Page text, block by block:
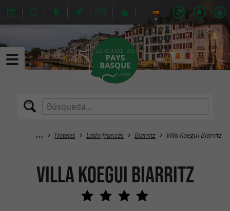
Hoteles Lado francés Biarritz Villa Koegui Biarritz
Villa Koegui Biarritz